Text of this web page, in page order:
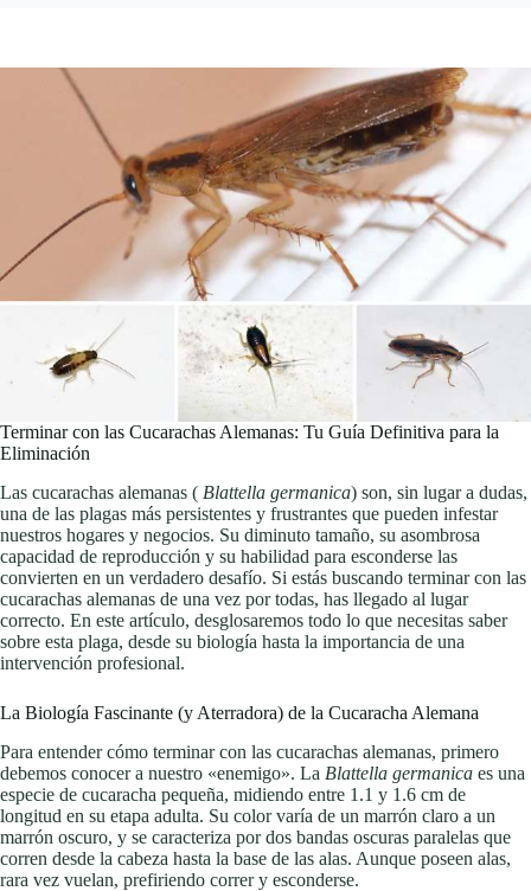
Terminar con las Cucarachas Alemanas: Tu Guía Definitiva para la
Eliminación
Las cucarachas alemanas ( Blattella germanica) son, sin lugar a dudas,
una de las plagas más persistentes y frustrantes que pueden infestar
nuestros hogares y negocios. Su diminuto tamaño, su asombrosa
capacidad de reproducción y su habilidad para esconderse las
convierten en un verdadero desafío. Si estás buscando terminar con las
cucarachas alemanas de una vez por todas, has llegado al lugar
correcto. En este artículo, desglosaremos todo lo que necesitas saber
sobre esta plaga, desde su biología hasta la importancia de una
intervención profesional.
La Biología Fascinante (y Aterradora) de la Cucaracha Alemana
Para entender cómo terminar con las cucarachas alemanas, primero
debemos conocer a nuestro «enemigo». La Blattella germanica es una
especie de cucaracha pequeña, midiendo entre 1.1 y 1.6 cm de
longitud en su etapa adulta. Su color varía de un marrón claro a un
marrón oscuro, y se caracteriza por dos bandas oscuras paralelas que
corren desde la cabeza hasta la base de las alas. Aunque poseen alas,
rara vez vuelan, prefiriendo correr y esconderse.